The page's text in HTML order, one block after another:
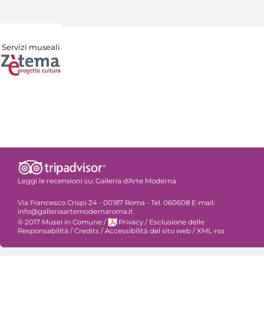
Servizi museali
Leggi le recensioni su: Galleria d'Arte Moderna
Via Francesco Crispi 24 - 00187 Roma - Tel. 060608 E-mail:
info@galleriaartemodernaroma.it
© 2017 Musei in Comune / Privacy / Esclusione delle
Responsabilità / Credits / Accessibilità del sito web / XML-rss